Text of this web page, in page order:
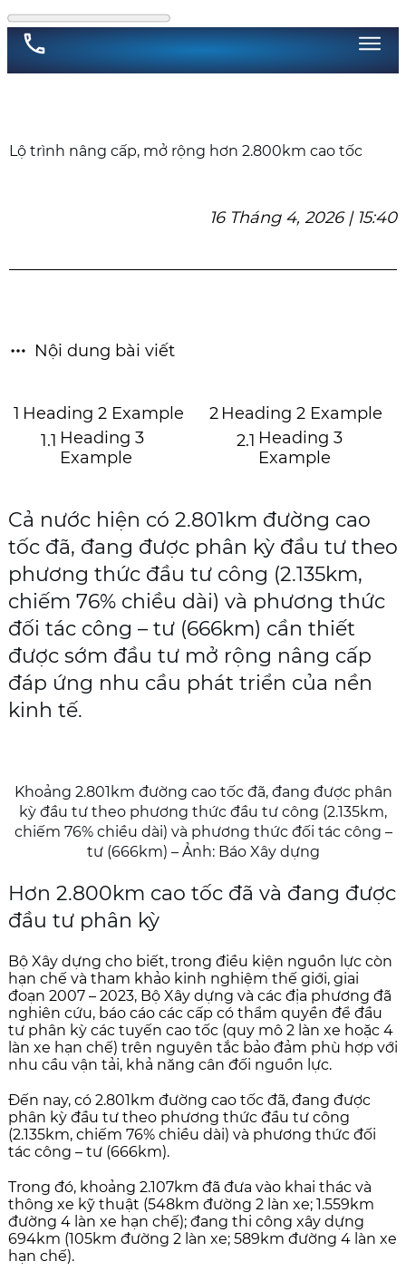
Lộ trình nâng cấp, mở rộng hơn 2.800km cao tốc
16 Tháng 4, 2026 | 15:40
Nội dung bài viết
1 Heading 2 Example
1.1 Heading 3
Example
2 Heading 2 Example
2.1 Heading 3
Example
Cả nước hiện có 2.801km đường cao
tốc đã, đang được phân kỳ đầu tư theo
phương thức đầu tư công (2.135km,
chiếm 76% chiều dài) và phương thức
đối tác công – tư (666km) cần thiết
được sớm đầu tư mở rộng nâng cấp
đáp ứng nhu cầu phát triển của nền
kinh tế.
Khoảng 2.801km đường cao tốc đã, đang được phân
kỳ đầu tư theo phương thức đầu tư công (2.135km,
chiếm 76% chiều dài) và phương thức đối tác công –
tư (666km) – Ảnh: Báo Xây dựng
Hơn 2.800km cao tốc đã và đang được
đầu tư phân kỳ
Bộ Xây dựng cho biết, trong điều kiện nguồn lực còn
hạn chế và tham khảo kinh nghiệm thế giới, giai
đoạn 2007 – 2023, Bộ Xây dựng và các địa phương đã
nghiên cứu, báo cáo các cấp có thẩm quyền để đầu
tư phân kỳ các tuyến cao tốc (quy mô 2 làn xe hoặc 4
làn xe hạn chế) trên nguyên tắc bảo đảm phù hợp với
nhu cầu vận tải, khả năng cân đối nguồn lực.
Đến nay, có 2.801km đường cao tốc đã, đang được
phân kỳ đầu tư theo phương thức đầu tư công
(2.135km, chiếm 76% chiều dài) và phương thức đối
tác công – tư (666km).
Trong đó, khoảng 2.107km đã đưa vào khai thác và
thông xe kỹ thuật (548km đường 2 làn xe; 1.559km
đường 4 làn xe hạn chế); đang thi công xây dựng
694km (105km đường 2 làn xe; 589km đường 4 làn xe
hạn chế).